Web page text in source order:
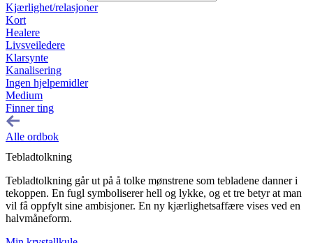
Kjærlighet/relasjoner
Kort
Healere
Livsveiledere
Klarsynte
Kanalisering
Ingen hjelpemidler
Medium
Finner ting
Alle ordbok
Tebladtolkning
Tebladtolkning går ut på å tolke mønstrene som tebladene danner i
tekoppen. En fugl symboliserer hell og lykke, og et tre betyr at man
vil få oppfylt sine ambisjoner. En ny kjærlighetsaffære vises ved en
halvmåneform.